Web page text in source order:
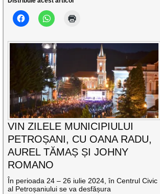
VIN ZILELE MUNICIPIULUI
PETROȘANI, CU OANA RADU,
AUREL TĂMAȘ ȘI JOHNY
ROMANO
În perioada 24 – 26 iulie 2024, în Centrul Civic
al Petroșaniului se va desfășura